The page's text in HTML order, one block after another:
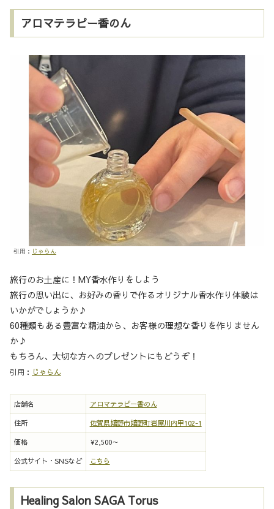
アロマテラピー香のん
引用： じゃらん
旅行のお土産に！MY香水作りをしよう
旅行の思い出に、お好みの香りで作るオリジナル香水作り体験は
いかがでしょうか♪
60種類もある豊富な精油から、お客様の理想な香りを作りません
か♪
もちろん、大切な方へのプレゼントにもどうぞ！
引用： じゃらん
店舗名 アロマテラピー香のん
住所 佐賀県嬉野市嬉野町岩屋川内甲102-1
価格 ¥2,500～
公式サイト・SNSなど こちら
Healing Salon SAGA Torus